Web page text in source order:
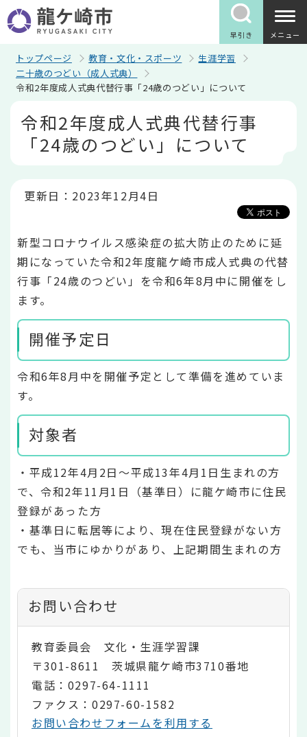
の
ペ
早引き メニュー
トップページ 教育・文化・スポーツ
生涯学習
二十歳のつどい（成人式典）
令和2年度成人式典代替行事「24歳のつどい」について
令和2年度成人式典代替行事
「24歳のつどい」について
更新日：2023年12月4日
新型コロナウイルス感染症の拡大防止のために延
期になっていた令和2年度龍ケ崎市成人式典の代替
行事「24歳のつどい」を令和6年8月中に開催をし
ます。
開催予定日
令和6年8月中を開催予定として準備を進めていま
す。
対象者
・平成12年4月2日～平成13年4月1日生まれの方
で、令和2年11月1日（基準日）に龍ケ崎市に住民
登録があった方
・基準日に転居等により、現在住民登録がない方
でも、当市にゆかりがあり、上記期間生まれの方
お問い合わせ
教育委員会 文化・生涯学習課
〒301-8611 茨城県龍ケ崎市3710番地
電話：0297-64-1111
ファクス：0297-60-1582
お問い合わせフォームを利用する